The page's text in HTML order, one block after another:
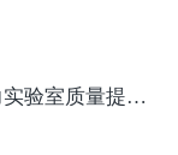
能力验证助力实验室质量提升及国家高质量发展 王海舟